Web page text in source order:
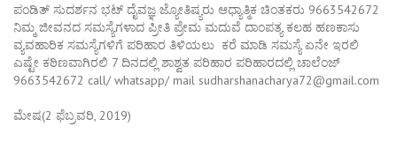
ಪಂಡಿತ್ ಸುದರ್ಶನ ಭಟ್ ದೈವಜ್ಞ ಜ್ಯೋತಿಷ್ಯರು ಆಧ್ಯಾತ್ಮಿಕ ಚಿಂತಕರು 9663542672
ನಿಮ್ಮ ಜೀವನದ ಸಮಸ್ಯೆಗಳಾದ ಪ್ರೀತಿ ಪ್ರೇಮ ಮದುವೆ ದಾಂಪತ್ಯ ಕಲಹ ಹಣಕಾಸು
ವ್ಯವಹಾರಿಕ ಸಮಸ್ಯೆಗಳಿಗೆ ಪರಿಹಾರ ತಿಳಿಯಲು ಕರೆ ಮಾಡಿ ಸಮಸ್ಯೆ ಏನೇ ಇರಲಿ
ಎಷ್ಟೇ ಕಠಿಣವಾಗಿರಲಿ 7 ದಿನದಲ್ಲಿ ಶಾಶ್ವತ ಪರಿಹಾರ ಪರಿಹಾರದಲ್ಲಿ ಚಾಲೆಂಜ್
9663542672 call/ whatsapp/ mail sudharshanacharya72@gmail.com
ಮೇಷ(2 ಫೆಬ್ರವರಿ, 2019)